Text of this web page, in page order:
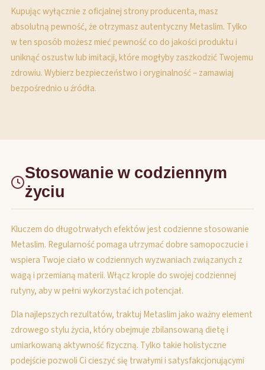
Kupując wyłącznie z oficjalnej strony producenta, masz
absolutną pewność, że otrzymasz autentyczny Metaslim. Tylko
w ten sposób możesz mieć pewność co do jakości produktu i
uniknąć oszustw lub imitacji, które mogłyby zaszkodzić Twojemu
zdrowiu. Wybierz bezpieczeństwo i oryginalność – zamawiaj
bezpośrednio u źródła.
Stosowanie w codziennym
życiu
Kluczem do długotrwałych efektów jest codzienne stosowanie
Metaslim. Regularność pomaga utrzymać dobre samopoczucie i
wspiera Twoje ciało w codziennych wyzwaniach związanych z
wagą i przemianą materii. Włącz krople do swojej codziennej
rutyny, aby w pełni wykorzystać ich potencjał.
Dla najlepszych rezultatów, traktuj Metaslim jako ważny element
zdrowego stylu życia, który obejmuje zbilansowaną dietę i
umiarkowaną aktywność fizyczną. Tylko takie holistyczne
podejście pozwoli Ci cieszyć się trwałymi i satysfakcjonującymi